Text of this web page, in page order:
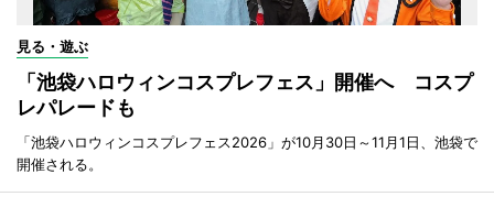
見る・遊ぶ
「池袋ハロウィンコスプレフェス」開催へ コスプ
レパレードも
「池袋ハロウィンコスプレフェス2026」が10月30日～11月1日、池袋で
開催される。